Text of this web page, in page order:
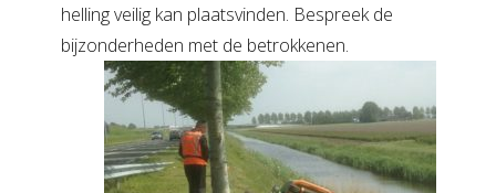
helling veilig kan plaatsvinden. Bespreek de
bijzonderheden met de betrokkenen.